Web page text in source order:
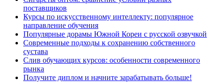
поставщиков
Курсы по искусственному интеллекту: популярное
направление обучения
Популярные дорамы Южной Кореи с русской озвучкой
Современные подходы к сохранению собственного
сустава
Слив обучающих курсов: особенности современного
рынка
Получите диплом и начните зарабатывать больше!